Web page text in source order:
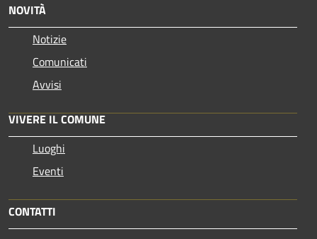
NOVITÀ
Notizie
Comunicati
Avvisi
VIVERE IL COMUNE
Luoghi
Eventi
CONTATTI